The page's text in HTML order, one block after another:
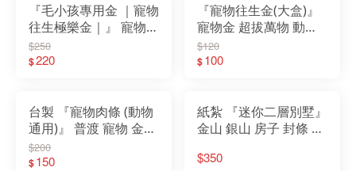
『毛小孩專用金 ｜寵物
往生極樂金｜』 寵物
超拔萬物 動物往生 金
紙
$250
$220
『寵物往生金(大盒)』
寵物金 超拔萬物 動物
往生 金紙 紙紮 罐頭 食
物
$120
$100
台製 『寵物肉條 (動物
通用)』 普渡 寵物 金紙
紙紮 狗 貓
$200
$150
紙紮 『迷你二層別墅』
金山 銀山 房子 封條 房
房屋 紙紮屋 紙厝 紙紮
$350